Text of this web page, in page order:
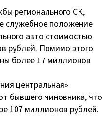
регионального СК,
служебное положение
авто стоимостью
рублей. Помимо этого
более 17 миллионов
центральная»
бывшего чиновника, что
107 миллионов рублей.